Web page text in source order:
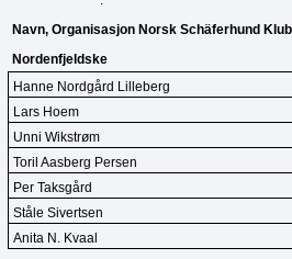
Navn, Organisasjon Norsk Schäferhund
Nordenfjeldske
Hanne Nordgård Lilleberg
Lars Hoem
Unni Wikstrøm
Toril Aasberg Persen
Per Taksgård
Ståle Sivertsen
Anita N. Kvaal